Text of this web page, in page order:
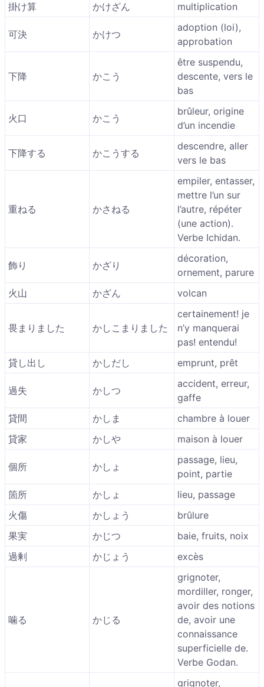
掛け算
かけざん multiplication
可決 かけつ
adoption (loi),
approbation
下降 かこう
être suspendu,
descente, vers le
bas
火口 かこう
brûleur, origine
d’un incendie
下降する かこうする
descendre, aller
vers le bas
重ねる かさねる
empiler, entasser,
mettre l’un sur
l’autre, répéter
(une action).
Verbe Ichidan.
飾り かざり
décoration,
ornement, parure
火山
かざん volcan
畏まりました かしこまりました
certainement! je
n’y manquerai
pas! entendu!
貸し出し
かしだし emprunt, prêt
過失 かしつ
accident, erreur,
gaffe
貸間
かしま
chambre à louer
貸家
かしや maison à louer
個所 かしょ
passage, lieu,
point, partie
箇所
かしょ
lieu, passage
火傷
かしょう
brûlure
果実
かじつ
baie, fruits, noix
過剰
かじょう excès
噛る かじる
grignoter,
mordiller, ronger,
avoir des notions
de, avoir une
connaissance
superficielle de.
Verbe Godan.
grignoter,